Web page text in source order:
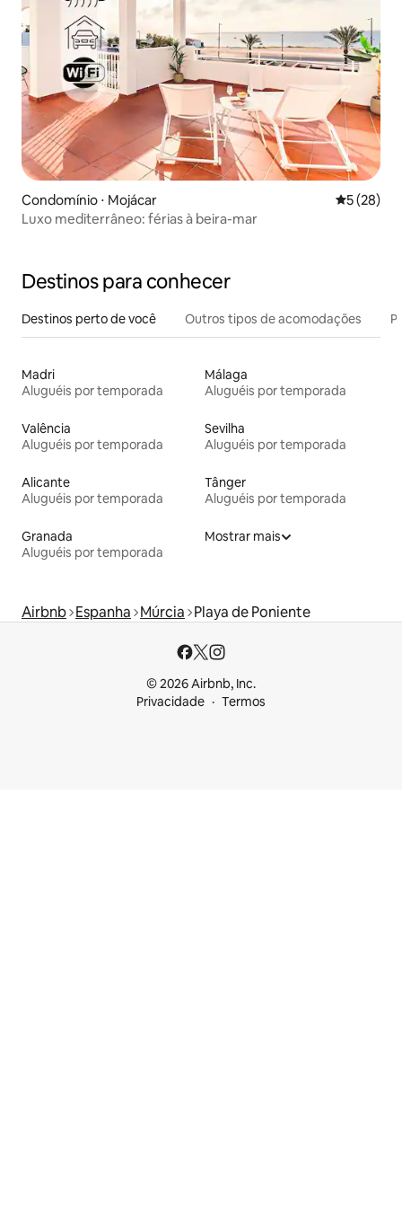
Condomínio ⋅ Mojácar 5 de uma
5 (28)
Luxo mediterrâneo: férias à beira-mar
Destinos para conhecer
Destinos perto de você Outros tipos de acomodações
Madri
Aluguéis por temporada
Málaga
Aluguéis por temporada
Valência
Aluguéis por temporada
Sevilha
Aluguéis por temporada
Alicante
Aluguéis por temporada
Tânger
Aluguéis por temporada
Granada
Aluguéis por temporada
Mostrar mais
Airbnb Espanha Múrcia Playa de Poniente
© 2026 Airbnb, Inc.
Privacidade
Termos